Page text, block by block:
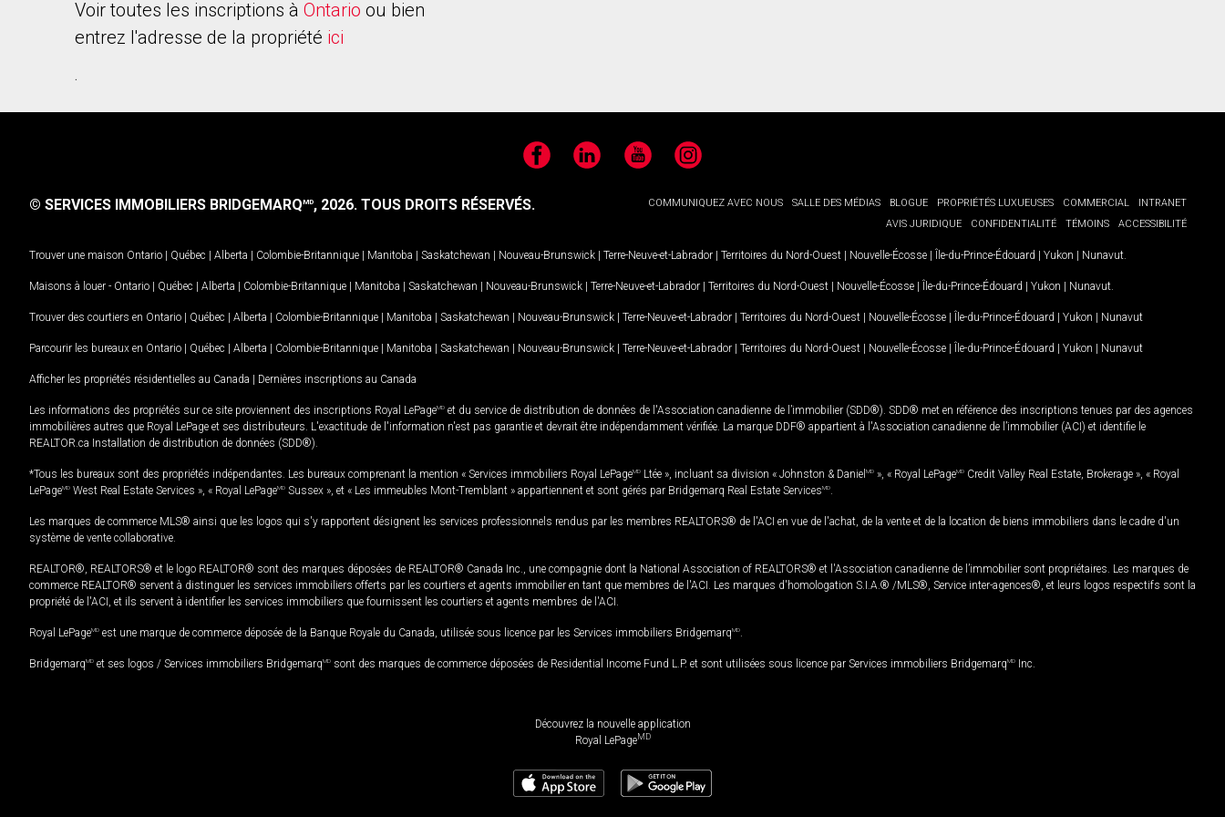
Voir toutes les inscriptions à Ontario ou bien
entrez l'adresse de la propriété ici
.
FacebookLinkedIn YouTubeInstagram
COMMUNIQUEZ AVEC NOUS SALLE DES MÉDIAS BLOGUE PROPRIÉTÉS LUXUEUSES COMMERCIAL
INTRANET
AVIS JURIDIQUE
CONFIDENTIALITÉ TÉMOINS ACCESSIBILITÉ
© SERVICES IMMOBILIERS BRIDGEMARQMD, 2026. TOUS DROITS RÉSERVÉS.
Trouver une maison Ontario | Québec | Alberta | Colombie-Britannique | Manitoba | Saskatchewan | Nouveau-Brunswick | Terre-Neuve-et-Labrador | Territoires du Nord-Ouest | Nouvelle-Écosse | Île-du-Prince-Édouard | Yukon | Nunavut
Maisons à louer - Ontario | Québec | Alberta | Colombie-Britannique | Manitoba | Saskatchewan | Nouveau-Brunswick | Terre-Neuve-et-Labrador | Territoires du Nord-Ouest | Nouvelle-Écosse | Île-du-Prince-Édouard | Yukon | Nunavut
Trouver des courtiers en Ontario | Québec | Alberta | Colombie-Britannique | Manitoba | Saskatchewan | Nouveau-Brunswick | Terre-Neuve-et-Labrador | Territoires du Nord-Ouest | Nouvelle-Écosse | Île-du-Prince-Édouard | Yukon | Nunavut
Parcourir les bureaux en Ontario | Québec | Alberta | Colombie-Britannique | Manitoba | Saskatchewan | Nouveau-Brunswick | Terre-Neuve-et-Labrador | Territoires du Nord-Ouest | Nouvelle-Écosse | Île-du-Prince-Édouard | Yukon | Nunavut
Afficher les propriétés résidentielles au Canada | Dernières inscriptions au Canada
Les informations des propriétés sur ce site proviennent des inscriptions Royal LePageMD et du service de distribution de données de l'Association canadienne de l’immobilier (SDD®). SDD® met en référence des inscriptions tenues par des agences
immobilières autres que Royal LePage et ses distributeurs. L'exactitude de l'information n'est pas garantie et devrait être indépendamment vérifiée. La marque DDF® appartient à l'Association canadienne de l’immobilier (ACI) et identifie le
REALTOR.ca Installation de distribution de données (SDD®).
*Tous les bureaux sont des propriétés indépendantes. Les bureaux comprenant la mention « Services immobiliers Royal LePageMD Ltée », incluant sa division « Johnston & Daniel MD », « Royal LePageMD Credit Valley Real Estate, Brokerage », « Royal
LePageMD West Real Estate Services », « Royal LePageMD Sussex », et « Les immeubles Mont-Tremblant » appartiennent et sont gérés par Bridgemarq Real Estate ServicesMD
Les marques de commerce MLS® ainsi que les logos qui s'y rapportent désignent les services professionnels rendus par les membres REALTORS® de l'ACI en vue de l'achat, de la vente et de la location de biens immobiliers dans le cadre d'un
système de vente collaborative.
REALTOR®, REALTORS® et le logo REALTOR® sont des marques déposées de REALTOR® Canada Inc., une compagnie dont la National Association of REALTORS® et l'Association canadienne de l’immobilier sont propriétaires. Les marques de
commerce REALTOR® servent à distinguer les services immobiliers offerts par les courtiers et agents immobilier en tant que membres de l'ACI. Les marques d'homologation S.I.A.® /MLS®, Service inter-agences®, et leurs logos respectifs sont la
propriété de l'ACI, et ils servent à identifier les services immobiliers que fournissent les courtiers et agents membres de l'ACI.
Royal LePageMD est une marque de commerce déposée de la Banque Royale du Canada, utilisée sous licence par les Services immobiliers BridgemarqMD
BridgemarqMD et ses logos / Services immobiliers BridgemarqMD sont des marques de commerce déposées de Residential Income Fund L.P. et sont utilisées sous licence par Services immobiliers BridgemarqMD Inc.
Découvrez la nouvelle application
Royal LePageMD